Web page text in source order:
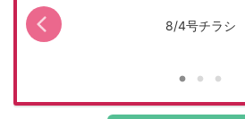
8/4号チラシ